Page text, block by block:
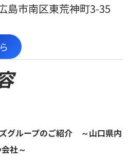
島市南区東荒神町3-35
グループのご紹介 ～山口県内
社～